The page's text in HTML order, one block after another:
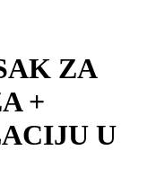
ZA
+
U